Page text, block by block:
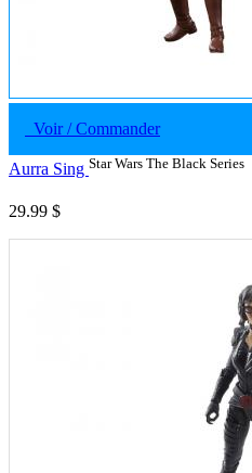
Voir / Commander
Aurra Sing Star Wars The Black Series
29.99 $